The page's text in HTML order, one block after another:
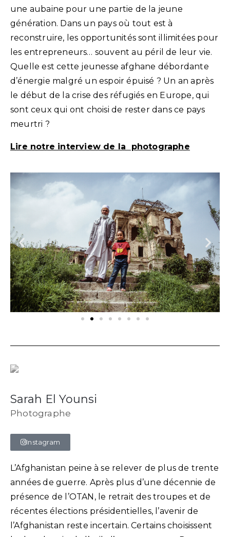
une aubaine pour une partie de la jeune
génération. Dans un pays où tout est à
reconstruire, les opportunités sont illimitées pour
les entrepreneurs… souvent au péril de leur vie.
Quelle est cette jeunesse afghane débordante
d’énergie malgré un espoir épuisé ? Un an après
le début de la crise des réfugiés en Europe, qui
sont ceux qui ont choisi de rester dans ce pays
meurtri ?
Lire notre interview de la photographe
Sarah El Younsi
Photographe
Instagram
L’Afghanistan peine à se relever de plus de trente
années de guerre. Après plus d’une décennie de
présence de l’OTAN, le retrait des troupes et de
récentes élections présidentielles, l’avenir de
l’Afghanistan reste incertain. Certains choisissent